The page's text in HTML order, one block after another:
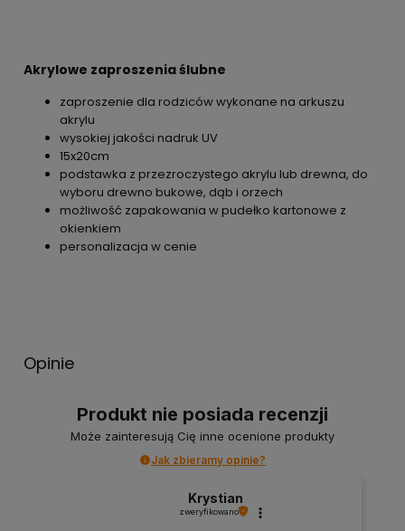
Akrylowe zaproszenia ślubne
zaproszenie dla rodziców wykonane na arkuszu
akrylu
wysokiej jakości nadruk UV
15x20cm
podstawka z przezroczystego akrylu lub drewna, do
wyboru drewno bukowe, dąb i orzech
możliwość zapakowania w pudełko kartonowe z
okienkiem
personalizacja w cenie
Opinie
Produkt nie posiada recenzji
Może zainteresują Cię inne ocenione produkty
Jak zbieramy opinie?
Krystian
zweryfikowano